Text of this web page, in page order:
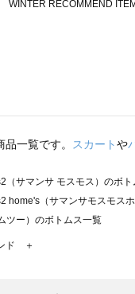
品一覧です。 スカートや
（サマンサ モスモス）のボト
home's（サマンサモスモス
ツー）のボトムス一覧
Mos2（ツハルバイ
ド ＋